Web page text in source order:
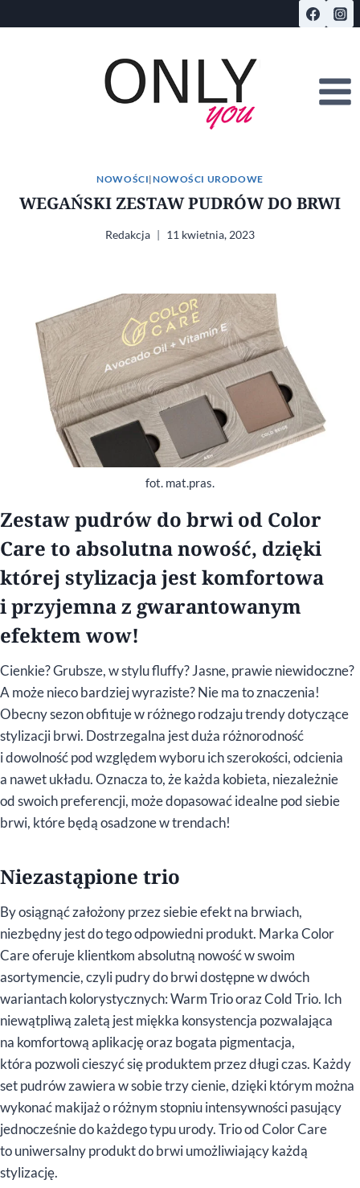
do
NOWOŚCI|NOWOŚCI URODOWE
WEGAŃSKI ZESTAW PUDRÓW DO BRWI
Redakcja 11 kwietnia, 2023
fot. mat.pras.
Zestaw pudrów do brwi od Color
Care to absolutna nowość, dzięki
której stylizacja jest komfortowa
i przyjemna z gwarantowanym
efektem wow!
Cienkie? Grubsze, w stylu fluffy? Jasne, prawie niewidoczne?
A może nieco bardziej wyraziste? Nie ma to znaczenia!
Obecny sezon obfituje w różnego rodzaju trendy dotyczące
stylizacji brwi. Dostrzegalna jest duża różnorodność
i dowolność pod względem wyboru ich szerokości, odcienia
a nawet układu. Oznacza to, że każda kobieta, niezależnie
od swoich preferencji, może dopasować idealne pod siebie
brwi, które będą osadzone w trendach!
Niezastąpione trio
By osiągnąć założony przez siebie efekt na brwiach,
niezbędny jest do tego odpowiedni produkt. Marka Color
Care oferuje klientkom absolutną nowość w swoim
asortymencie, czyli pudry do brwi dostępne w dwóch
wariantach kolorystycznych: Warm Trio oraz Cold Trio. Ich
niewątpliwą zaletą jest miękka konsystencja pozwalająca
na komfortową aplikację oraz bogata pigmentacja,
która pozwoli cieszyć się produktem przez długi czas. Każdy
set pudrów zawiera w sobie trzy cienie, dzięki którym można
wykonać makijaż o różnym stopniu intensywności pasujący
jednocześnie do każdego typu urody. Trio od Color Care
to uniwersalny produkt do brwi umożliwiający każdą
stylizację.